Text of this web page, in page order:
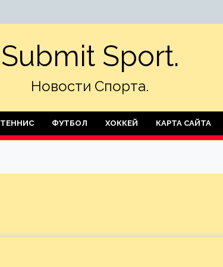
Submit Sport.
Новости Спорта.
ТЕННИС ФУТБОЛ ХОККЕЙ КАРТА САЙТА